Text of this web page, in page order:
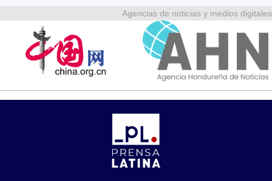
Agencias de noticias y medios digitales